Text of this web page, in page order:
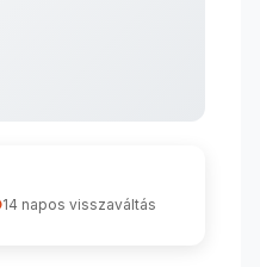
14 napos visszaváltás